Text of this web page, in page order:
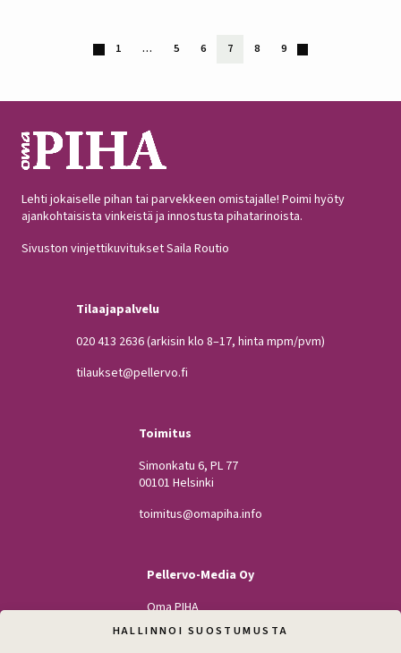
HALLINNOI SUOSTUMUSTA
muutamissa (onneksi vain muutamissa) lehdissä koverteita,
1 … 5 6 7 8 9
Lehti jokaiselle pihan tai parvekkeen omistajalle! Poimi hyöty
ajankohtaisista vinkeistä ja innostusta pihatarinoista.
Sivuston vinjettikuvitukset Saila Routio
Tilaajapalvelu
020 413 2636(arkisin klo 8–17, hinta mpm/pvm)
tilaukset@pellervo.fi
Toimitus
Simonkatu 6, PL 77
00101 Helsinki
toimitus@omapiha.info
Pellervo-Media Oy
Oma PIHA
Kodin Pellervo